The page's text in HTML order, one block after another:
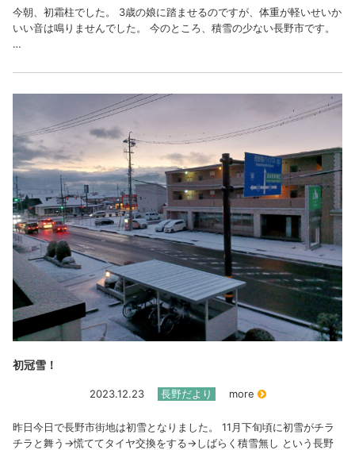
今朝、初霜柱でした。 3歳の娘に踏ませるのですが、体重が軽いせいか
いい音は鳴りませんでした。 今のところ、積雪の少ない長野市です。
…
初冠雪！
2023.12.23 長野だより more
昨日今日で長野市街地は初雪となりました。 11月下旬頃に初雪がチラ
チラと舞う→慌ててタイヤ交換をする→しばらく積雪無し という長野